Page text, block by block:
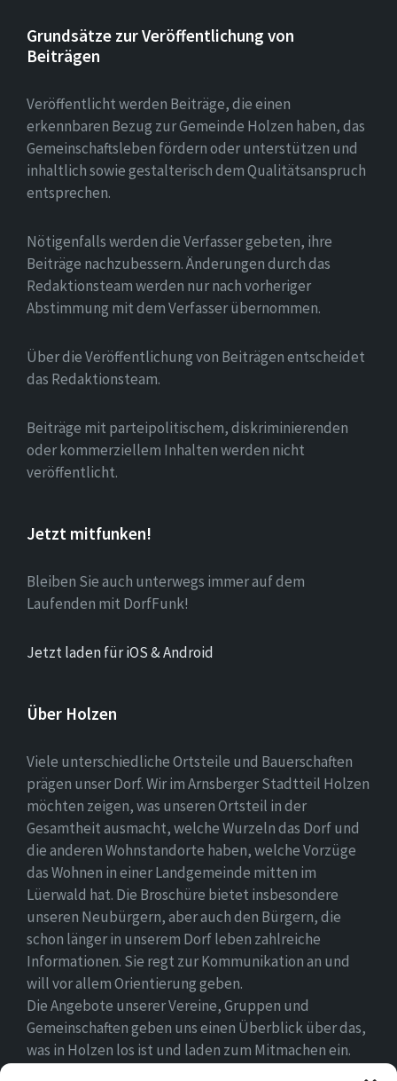
Grundsätze zur Veröffentlichung von
Beiträgen
Veröffentlicht werden Beiträge, die einen
erkennbaren Bezug zur Gemeinde Holzen haben, das
Gemeinschaftsleben fördern oder unterstützen und
inhaltlich sowie gestalterisch dem Qualitätsanspruch
entsprechen.
Nötigenfalls werden die Verfasser gebeten, ihre
Beiträge nachzubessern. Änderungen durch das
Redaktionsteam werden nur nach vorheriger
Abstimmung mit dem Verfasser übernommen.
Über die Veröffentlichung von Beiträgen entscheidet
das Redaktionsteam.
Beiträge mit parteipolitischem, diskriminierenden
oder kommerziellem Inhalten werden nicht
veröffentlicht.
Jetzt mitfunken!
Bleiben Sie auch unterwegs immer auf dem
Laufenden mit DorfFunk!
Jetzt laden für iOS & Android
Über Holzen
Viele unterschiedliche Ortsteile und Bauerschaften
prägen unser Dorf. Wir im Arnsberger Stadtteil Holzen
möchten zeigen, was unseren Ortsteil in der
Gesamtheit ausmacht, welche Wurzeln das Dorf und
die anderen Wohnstandorte haben, welche Vorzüge
das Wohnen in einer Landgemeinde mitten im
Lüerwald hat. Die Broschüre bietet insbesondere
unseren Neubürgern, aber auch den Bürgern, die
schon länger in unserem Dorf leben zahlreiche
Informationen. Sie regt zur Kommunikation an und
will vor allem Orientierung geben.
Die Angebote unserer Vereine, Gruppen und
Gemeinschaften geben uns einen Überblick über das,
was in Holzen los ist und laden zum Mitmachen ein.